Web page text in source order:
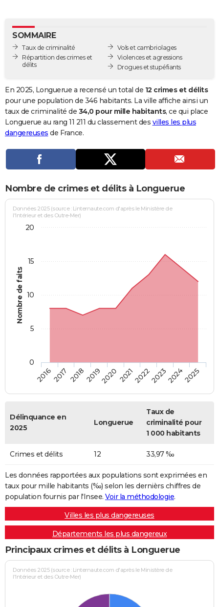
GUIDES D'ACHAT
BONS PLANS
Carte de Noël
Carte Bonne année
Carte Saint-Valentin
Carte Pâques
Carte d'anniversaire
DICTIONNAIRE
Dictionnaire
Biographies
Citations
Expressions
Proverbes
PROGRAMME TV
COPAINS D'AVANT
S'inscrire
Se connecter
Lycées
Collèges
Primaires
Universités
Entreprises
Service militaire
Avis de recherche
AVIS DE DÉCÈS
FORUM
Bricolage
Lifestyle
Culture
Sport
Auto
Television
Voyage
Cinema
SOMMAIRE
Taux de criminalité
Répartition des crimes et
délits
Vols et cambriolages
Violences et agressions
Drogues et stupéfiants
En 2025, Longuerue a recensé un total de 12 crimes et délits
pour une population de 346 habitants. La ville affiche ainsi un
taux de criminalité de 34,0 pour mille habitants, ce qui place
Longuerue au rang 11 211 du classement des villes les plus
dangereuses de France.
Nombre de crimes et délits à Longuerue
Nombre de faits
Données 2025 (source : Linternaute.com d'après le Ministère de
l'Intérieur et des Outre-Mer)
20162017 20182019202020212022202320242025
0
5
10
15
20
Délinquance en
2025
Longuerue
Taux de
criminalité pour
1 000 habitants
Crimes et délits 12 33,97 ‰
Les données rapportées aux populations sont exprimées en
taux pour mille habitants (‰) selon les dernièrs chiffres de
population fournis par l'Insee. Voir la méthodologie.
Villes les plus dangereuses
Départements les plus dangereux
Principaux crimes et délits à Longuerue
Données 2025 (source : Linternaute.com d'après le Ministère de
l'Intérieur et des Outre-Mer)